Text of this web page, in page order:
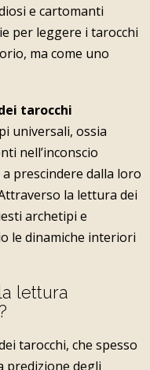
e cartomanti
per leggere i tarocchi
ma come uno
tarocchi
universali, ossia
nell’inconscio
prescindere dalla loro
la lettura dei
archetipi e
le dinamiche interiori
lettura
tarocchi, che spesso
predizione degli